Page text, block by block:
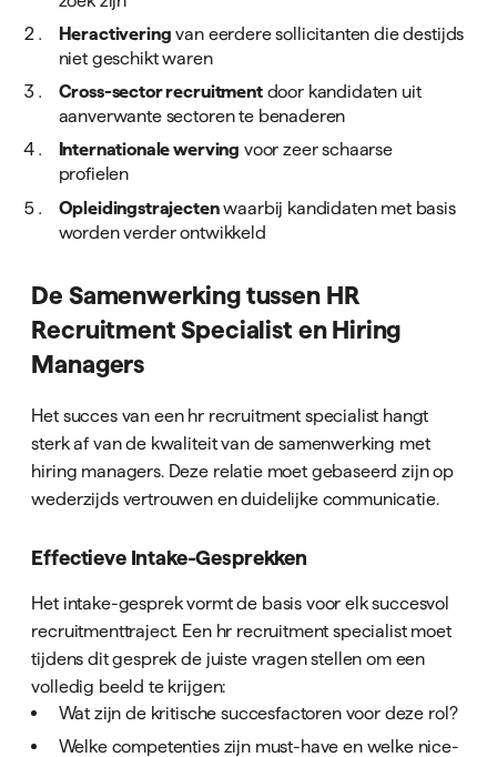
Heractivering van eerdere sollicitanten die destijds
niet geschikt waren
Cross-sector recruitmentdoor kandidaten uit
aanverwante sectoren te benaderen
Internationale werving voor zeer schaarse
profielen
Opleidingstrajectenwaarbij kandidaten met basis
worden verder ontwikkeld
De Samenwerking tussen HR
Recruitment Specialist en Hiring
Managers
Het succes van een hr recruitment specialist hangt
sterk af van de kwaliteit van de samenwerking met
hiring managers. Deze relatie moet gebaseerd zijn op
wederzijds vertrouwen en duidelijke communicatie.
Effectieve Intake-Gesprekken
Het intake-gesprek vormt de basis voor elk succesvol
recruitmenttraject. Een hr recruitment specialist moet
tijdens dit gesprek de juiste vragen stellen om een
volledig beeld te krijgen:
Wat zijn de kritische succesfactoren voor deze rol?
Welke competenties zijn must-have en welke nice-